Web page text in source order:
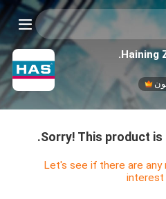
Haining
Sorry! This product is
Let's see if there are
interest